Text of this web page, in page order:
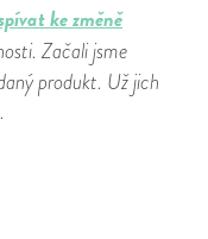
ke změně
Začali jsme
produkt. Už jich